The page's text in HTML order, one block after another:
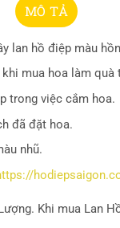
MÔ TẢ
lan hồ điệp màu
mua hoa làm quà
trong việc cắm hoa.
đã đặt hoa.
nhũ.
Khi mua Lan